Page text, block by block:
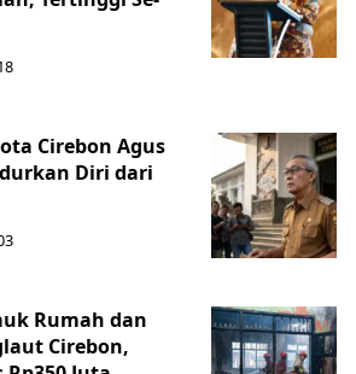
Cirebon Agus
Diri dari
Rumah dan
Cirebon,